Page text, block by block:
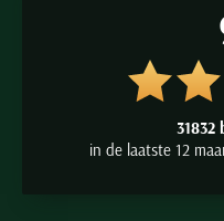
31832
in de laatste 12